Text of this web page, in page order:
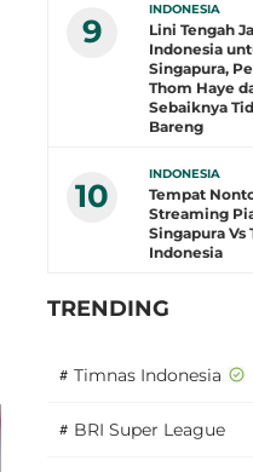
9
INDONESIA
Lini Tengah
Indonesia
Singapura,
Thom Haye
Sebaiknya
Bareng
10
INDONESIA
Tempat
Streaming
Singapura Vs
Indonesia
TRENDING
# Timnas Indonesia
# BRI Super League